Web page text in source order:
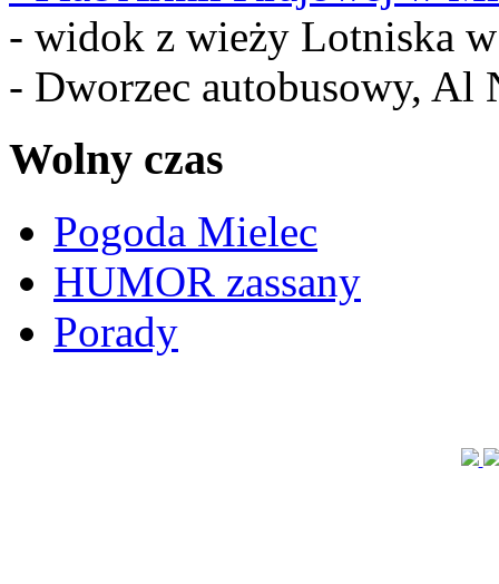
- widok z wieży Lotniska
- Dworzec autobusowy, Al
Wolny czas
Pogoda Mielec
HUMOR zassany
Porady